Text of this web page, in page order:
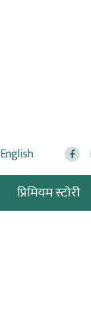
English
प्रिमियम स्टोरी